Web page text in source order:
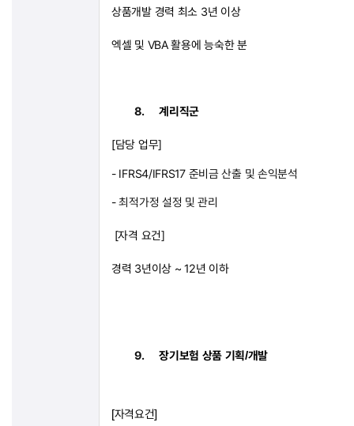
상품개발 경력 최소 3년 이상
엑셀 및 VBA활용에 능숙한 분
8. 계리직군
[담당 업무]
- IFRS4/IFRS17 준비금 산출 및 손익분석
-최적가정 설정 및 관리
[자격 요건]
경력 3년이상~ 12년 이하
9. 장기보험 상품 기획/개발
[자격요건]